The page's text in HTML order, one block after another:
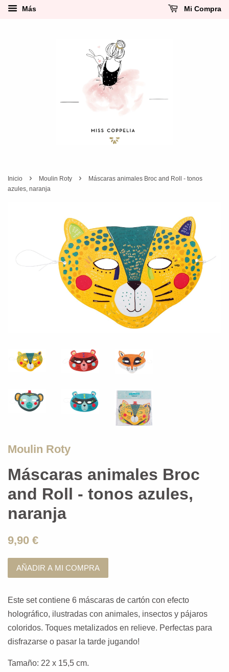
Más Mi Compra
Inicio › Moulin Roty ›
Máscaras animales Broc and Roll - tonos
azules, naranja
Moulin Roty
Máscaras animales Broc
and Roll - tonos azules,
naranja
9,90 €
AÑADIR A MI COMPRA
Este set contiene 6 máscaras de cartón con efecto
holográfico, ilustradas con animales, insectos y pájaros
coloridos. Toques metalizados en relieve. Perfectas para
disfrazarse o pasar la tarde jugando!
Tamaño: 22 x 15,5 cm.